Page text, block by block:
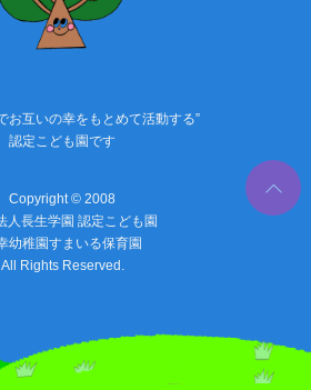
お互いの幸をもとめて活動する”
認定こども園です
Copyright © 2008
人長生学園 認定こども園
幼稚園すまいる保育園
All Rights Reserved.
PAGE
TOP